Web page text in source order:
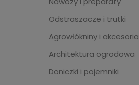
Odstraszacze i trutki
Agrowłókniny i akcesoria
Architektura ogrodowa
Doniczki i pojemniki